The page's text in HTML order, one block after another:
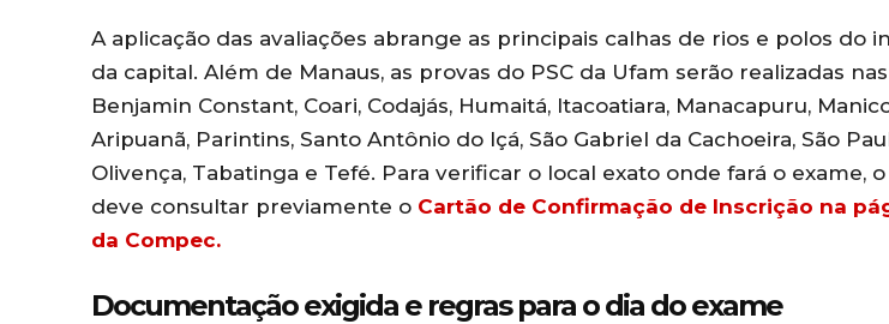
A aplicação das avaliações abrange as principais calhas de rios e polos do
da capital. Além de Manaus, as provas do PSC da Ufam serão realizadas
Benjamin Constant, Coari, Codajás, Humaitá, Itacoatiara, Manacapuru,
Aripuanã, Parintins, Santo Antônio do Içá, São Gabriel da Cachoeira, São
Olivença, Tabatinga e Tefé. Para verificar o local exato onde fará o exame,
deve consultar previamente o Cartão de Confirmação de Inscrição na
da Compec.
Documentação exigida e regras para o dia do exame